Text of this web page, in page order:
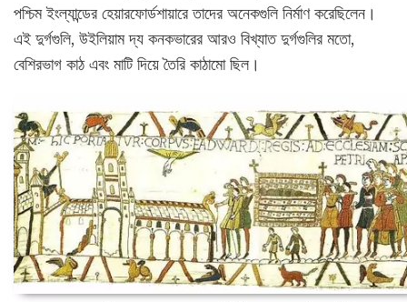
পশ্চিম ইংল্যান্ডের হেয়ারফোর্ডশায়ারে তাদের অনেকগুলি নির্মাণ করেছিলেন।
এই দুর্গগুলি, উইলিয়াম দ্য কনকভারের আরও বিখ্যাত দুর্গগুলির মতো,
বেশিরভাগ কাঠ এবং মাটি দিয়ে তৈরি কাঠামো ছিল।